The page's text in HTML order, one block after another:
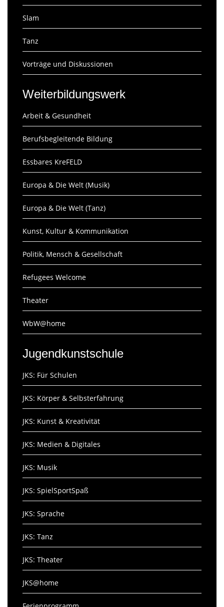
Slam
Tanz
Vorträge und Diskussionen
Weiterbildungswerk
Arbeit & Gesundheit
Berufsbegleitende Bildung
Essbares KreFELD
Europa & Die Welt (Musik)
Europa & Die Welt (Tanz)
Kunst, Kultur & Kommunikation
Politik, Mensch & Gesellschaft
Refugees Welcome
Theater
WbW@home
Jugendkunstschule
JKS: Für Schulen
JKS: Körper & Selbsterfahrung
JKS: Kunst & Kreativität
JKS: Medien & Digitales
JKS: Musik
JKS: SpielSportSpaß
JKS: Sprache
JKS: Tanz
JKS: Theater
JKS@home